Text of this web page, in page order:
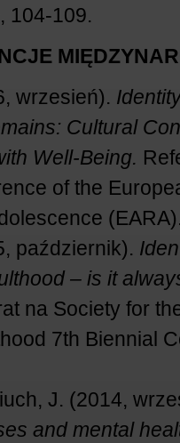
104-109.
wrzesień).
Cultural
Well-Being.
of the
październik).
– is it
na Society for
7th Biennial
J. (2014,
and mental